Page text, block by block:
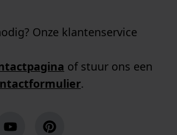
Onze klantenservice
of stuur ons een
.